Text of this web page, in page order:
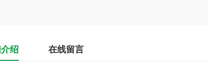
绍 在线留言